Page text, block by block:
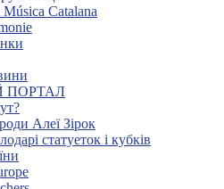
Música Catalana
ПОРТАЛ
Алеї Зірок
статуеток і кубків